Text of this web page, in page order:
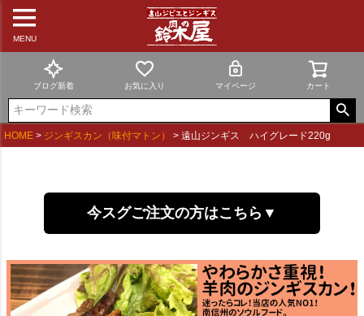
MENU
ブログ新着 お気に入り マイページ カート
HOME ジンギスカン（味付マトン） 遠山ジンギス ハイグレード220g
今スグご注文の方はこちら▼